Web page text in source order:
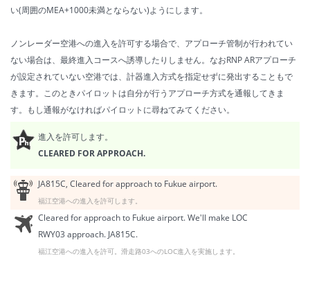
い(周囲のMEA+1000未満とならない)ようにします。
ノンレーダー空港への進入を許可する場合で、アプローチ管制が行われてい
ない場合は、最終進入コースへ誘導したりしません。なおRNP ARアプローチ
が設定されていない空港では、計器進入方式を指定せずに発出することもで
きます。このときパイロットは自分が行うアプローチ方式を通報してきま
す。もし通報がなければパイロットに尋ねてみてください。
進入を許可します。
CLEARED FOR APPROACH.
JA815C, Cleared for approach to Fukue airport.
福江空港への進入を許可します。
Cleared for approach to Fukue airport. We'll make LOC
RWY03 approach. JA815C.
福江空港への進入を許可。滑走路03へのLOC進入を実施します。